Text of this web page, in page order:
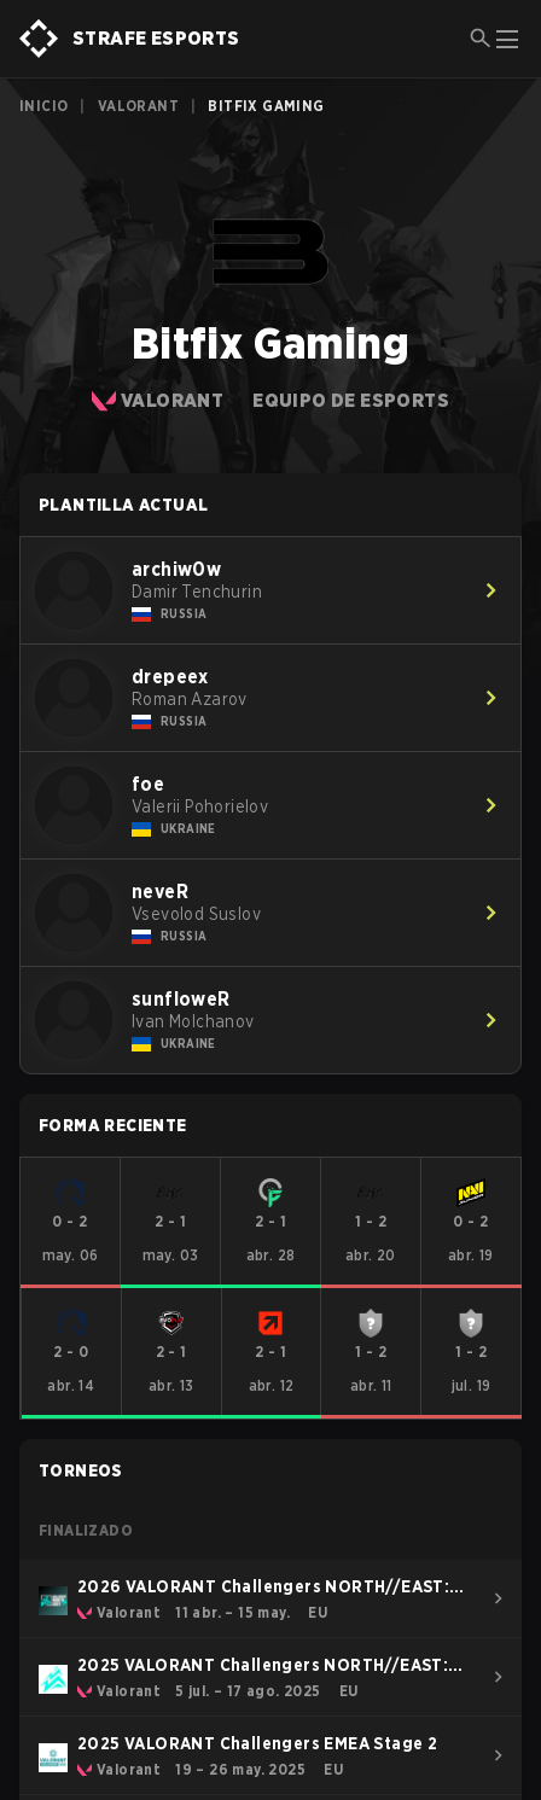
STRAFE ESPORTS
INICIO VALORANT BITFIX GAMING
Bitfix Gaming
VALORANT EQUIPO DE ESPORTS
PLANTILLA ACTUAL
archiw0w
Damir Tenchurin
RUSSIA
drepeex
Roman Azarov
RUSSIA
foe
Valerii Pohorielov
UKRAINE
neveR
Vsevolod Suslov
RUSSIA
sunfloweR
Ivan Molchanov
UKRAINE
FORMA RECIENTE
0 - 2
may. 06
2 - 1
may. 03
2 - 1
abr. 28
1 - 2
abr. 20
0 - 2
abr. 19
2 - 0
abr. 14
2 -1
abr. 13
2 -1
abr. 12
1 - 2
abr. 11
1 - 2
jul. 19
TORNEOS
FINALIZADO
2026 VALORANT Challengers NORTH//EAST:
Stage 2
Valorant 11 abr. – 15 may. EU
2025 VALORANT Challengers NORTH//EAST:
Stage 3
Valorant 5 jul. – 17 ago. 2025 EU
2025 VALORANT Challengers EMEA Stage 2
Valorant 19 – 26 may. 2025 EU